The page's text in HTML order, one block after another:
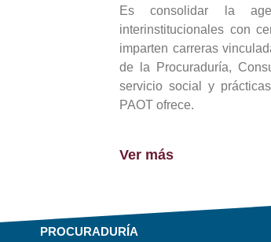
Es consolidar la
interinstitucionales con
imparten carreras
de la Procuraduría,
servicio social y
PAOT ofrece.
Ver más
PROCURADURÍA